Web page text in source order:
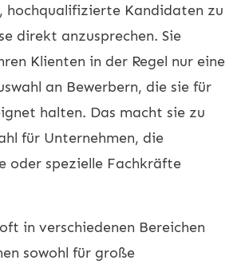
hochqualifizierte Kandidaten zu
direkt anzusprechen. Sie
Klienten in der Regel nur eine
an Bewerbern, die sie für
halten. Das macht sie zu
für Unternehmen, die
oder spezielle Fachkräfte
in verschiedenen Bereichen
sowohl für große